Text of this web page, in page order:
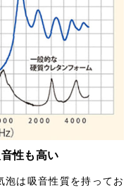
性も高い
は吸音性質を持ってお